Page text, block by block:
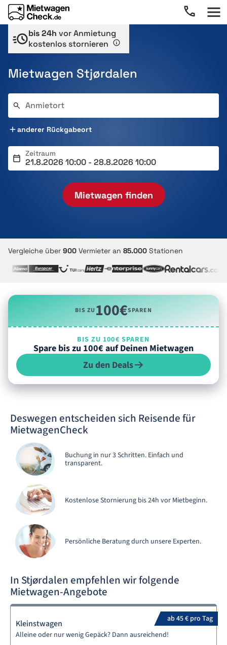
bis 24h vor Anmietung
kostenlos stornieren
Mietwagen Stjørdalen
Anmietort
anderer Rückgabeort
Zeitraum
Mietwagen finden
Vergleiche über 900 Vermieter an 85.000 Stationen
BIS ZU100€SPAREN
BIS ZU 100€ SPAREN
Spare bis zu 100€ auf Deinen Mietwagen
Zu den Deals
Deswegen entscheiden sich Reisende für
MietwagenCheck
Buchung in nur 3 Schritten. Einfach und
transparent.
Kostenlose Stornierung bis 24h vor Mietbeginn.
Persönliche Beratung durch unsere Experten.
In Stjørdalen empfehlen wir folgende
Mietwagen-Angebote
ab 45 € pro Tag
Kleinstwagen
Alleine oder nur wenig Gepäck? Dann ausreichend!